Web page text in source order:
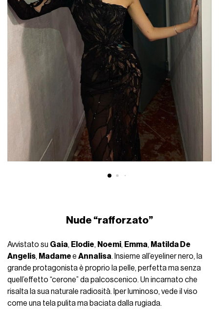
Nude “rafforzato”
Avvistato su Gaia, Elodie, Noemi, Emma, Matilda De
Angelis, MadameeAnnalisa. Insieme all’eyeliner nero, la
grande protagonista è proprio la pelle, perfetta ma senza
quell’effetto “cerone” da palcoscenico. Un incarnato che
risalta la sua naturale radiosità. Iper luminoso, vede il viso
come una tela pulita ma baciata dalla rugiada.